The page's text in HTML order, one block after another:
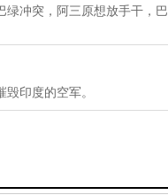
绿冲突，阿三原想放手干，
印度的空军。